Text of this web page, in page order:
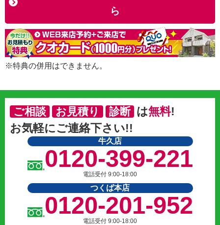
ら
※特典の併用はできません。
ご相談 お見積り 診断 は無料!
お気軽にご連絡下さい!!
牛久店
0120-399-221
電話受付 9:00-18:00
つくば本店
0120-201-952
電話受付 9:00-18:00